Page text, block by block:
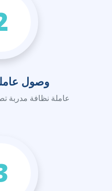
وصول
عاملة نظافة مدربة